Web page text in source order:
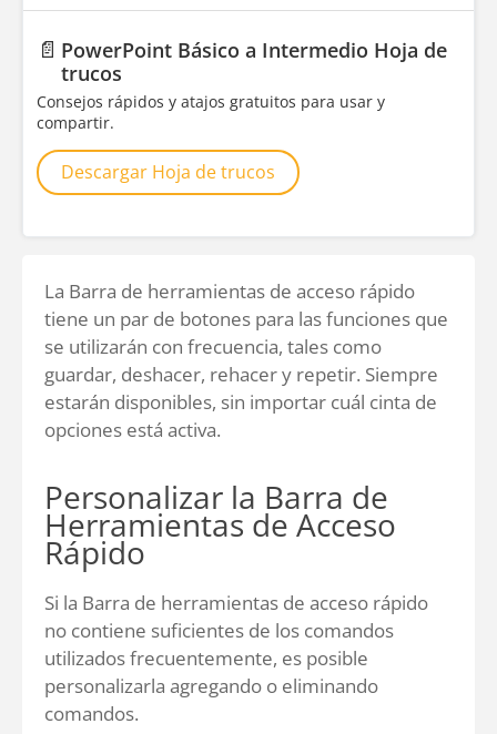
📄 PowerPoint Básico a Intermedio Hoja de
trucos
Consejos rápidos y atajos gratuitos para usar y
compartir.
Descargar Hoja de trucos
La Barra de herramientas de acceso rápido
tiene un par de botones para las funciones que
se utilizarán con frecuencia, tales como
guardar, deshacer, rehacer y repetir. Siempre
estarán disponibles, sin importar cuál cinta de
opciones está activa.
Personalizar la Barra de
Herramientas de Acceso
Rápido
Si la Barra de herramientas de acceso rápido
no contiene suficientes de los comandos
utilizados frecuentemente, es posible
personalizarla agregando o eliminando
comandos.